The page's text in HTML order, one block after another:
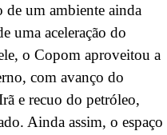
de um ambiente ainda
uma aceleração do
o Copom aproveitou a
com avanço do
e recuo do petróleo,
Ainda assim, o espaço